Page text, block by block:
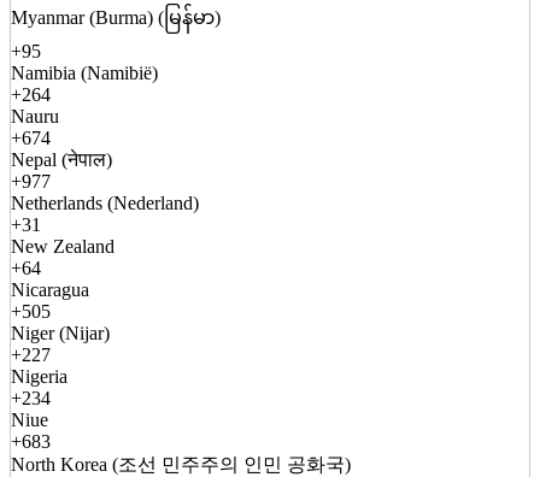
Myanmar (Burma) (မြန်မာ)
+95
Namibia (Namibië)
+264
Nauru
+674
Nepal (नेपाल)
+977
Netherlands (Nederland)
+31
New Zealand
+64
Nicaragua
+505
Niger (Nijar)
+227
Nigeria
+234
Niue
+683
North Korea (조선 민주주의 인민 공화국)